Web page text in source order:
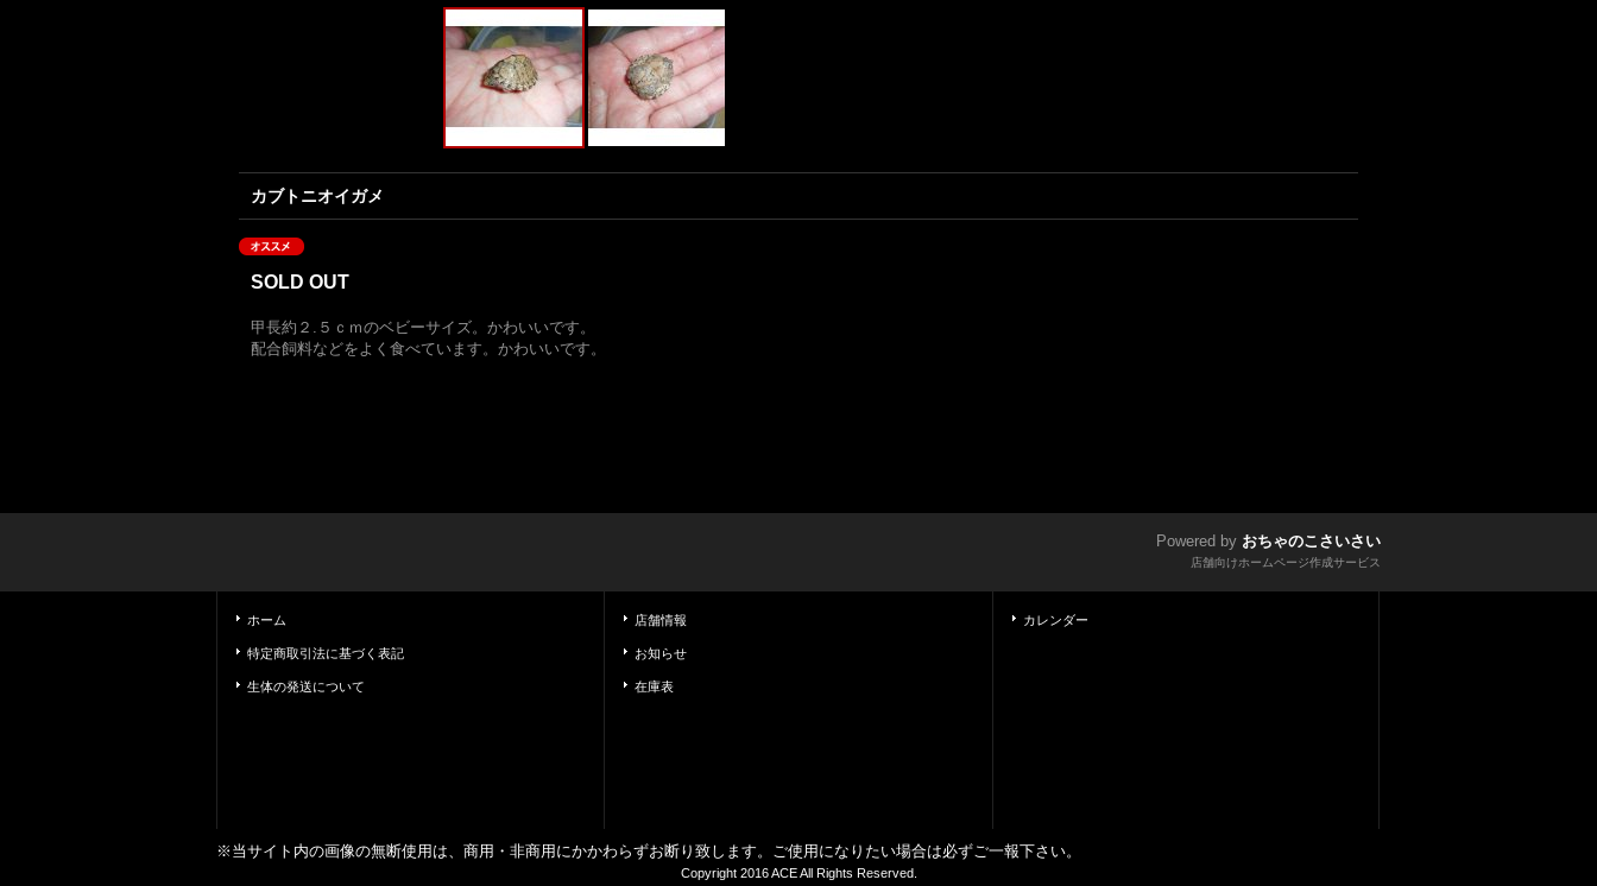
カブトニオイガメ
SOLD OUT
甲長約２.５ｃｍのベビーサイズ。かわいいです。
配合飼料などをよく食べています。かわいいです。
Powered by おちゃのこさいさい
店舗向けホームページ作成サービス
ホーム
特定商取引法に基づく表記
生体の発送について
店舗情報
お知らせ
在庫表
カレンダー
※当サイト内の画像の無断使用は、商用・非商用にかかわらずお断り致します。ご使用になりたい場合は必ずご一報下さい。
Copyright 2016 ACE All Rights Reserved.